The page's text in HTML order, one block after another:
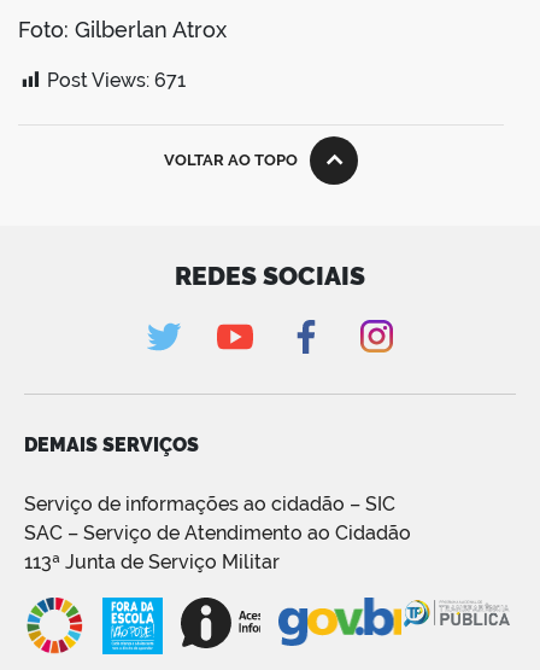
Foto: Gilberlan Atrox
Post Views: 671
VOLTAR AO TOPO
REDES SOCIAIS
DEMAIS SERVIÇOS
Serviço de informações ao cidadão – SIC
SAC – Serviço de Atendimento ao Cidadão
113ª Junta de Serviço Militar